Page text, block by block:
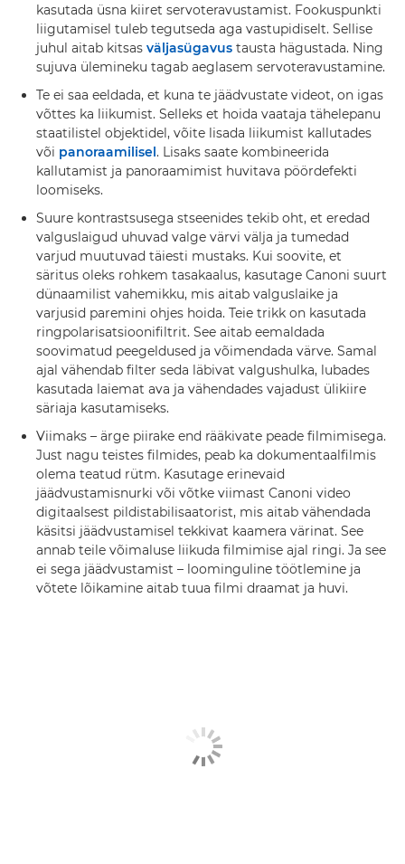
kasutada üsna kiiret servoteravustamist. Fookuspunkti
liigutamisel tuleb tegutseda aga vastupidiselt. Sellise
juhul aitab kitsas väljasügavus tausta hägustada. Ning
sujuva ülemineku tagab aeglasem servoteravustamine.
Te ei saa eeldada, et kuna te jäädvustate videot, on igas
võttes ka liikumist. Selleks et hoida vaataja tähelepanu
staatilistel objektidel, võite lisada liikumist kallutades
või panoraamilisel. Lisaks saate kombineerida
kallutamist ja panoraamimist huvitava pöördefekti
loomiseks.
Suure kontrastsusega stseenides tekib oht, et eredad
valguslaigud uhuvad valge värvi välja ja tumedad
varjud muutuvad täiesti mustaks. Kui soovite, et
säritus oleks rohkem tasakaalus, kasutage Canoni suurt
dünaamilist vahemikku, mis aitab valguslaike ja
varjusid paremini ohjes hoida. Teie trikk on kasutada
ringpolarisatsioonifiltrit. See aitab eemaldada
soovimatud peegeldused ja võimendada värve. Samal
ajal vähendab filter seda läbivat valgushulka, lubades
kasutada laiemat ava ja vähendades vajadust ülikiire
säriaja kasutamiseks.
Viimaks – ärge piirake end rääkivate peade filmimisega.
Just nagu teistes filmides, peab ka dokumentaalfilmis
olema teatud rütm. Kasutage erinevaid
jäädvustamisnurki või võtke viimast Canoni video
digitaalsest pildistabilisaatorist, mis aitab vähendada
käsitsi jäädvustamisel tekkivat kaamera värinat. See
annab teile võimaluse liikuda filmimise ajal ringi. Ja see
ei sega jäädvustamist – loominguline töötlemine ja
võtete lõikamine aitab tuua filmi draamat ja huvi.